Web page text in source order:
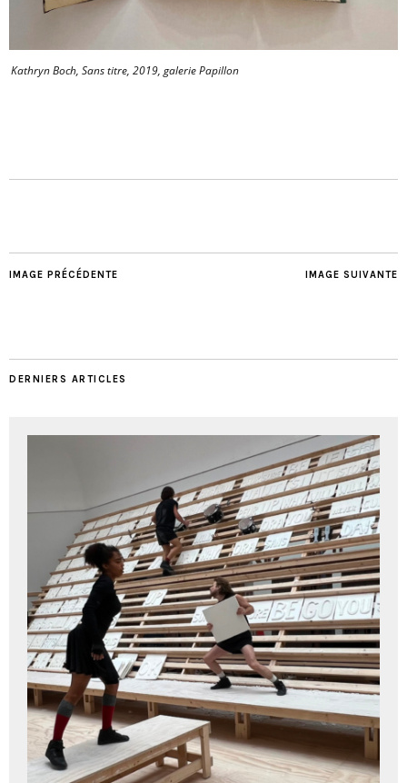
Kathryn Boch, Sans titre, 2019, galerie Papillon
IMAGE SUIVANTE
IMAGE PRÉCÉDENTE
DERNIERS ARTICLES